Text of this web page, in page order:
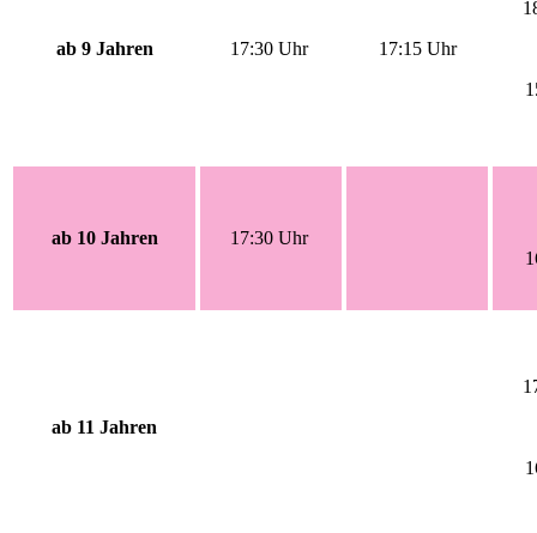
ab 9 Jahren 17:30 Uhr 17:15 Uhr
ab 10 Jahren
17:30 Uhr
ab 11 Jahren